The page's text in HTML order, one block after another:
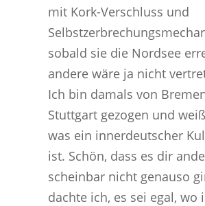
mit Kork-Verschluss und
sobald sie die Nordsee
andere wäre ja nicht
Ich bin damals von
Stuttgart gezogen und
was ein innerdeutscher
ist. Schön, dass es dir
scheinbar nicht genauso
dachte ich, es sei egal, wo